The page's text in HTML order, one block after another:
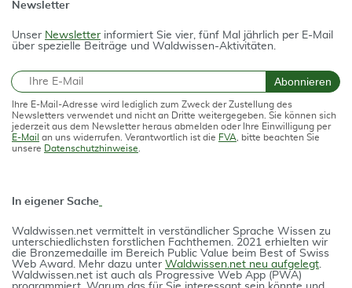
Newsletter
Unser Newsletter informiert Sie vier, fünf Mal jährlich per E-Mail
über spezielle Beiträge und Waldwissen-Aktivitäten.
E-Mail Abonnieren
Ihre E-Mail-Adresse wird lediglich zum Zweck der Zustellung des
Newsletters verwendet und nicht an Dritte weitergegeben. Sie können sich
jederzeit aus dem Newsletter heraus abmelden oder Ihre Einwilligung per
E-Mail an uns widerrufen. Verantwortlich ist die FVA , bitte beachten Sie
unsere Datenschutzhinweise
In eigener Sache
Waldwissen.net vermittelt in verständlicher Spra­che Wissen zu
unterschiedlichsten forstlichen Fach­themen. 2021 erhielten wir
die Bron­ze­medail­le im Bereich Public Value beim Best of Swiss
Web Award. Mehr dazu unter Waldwissen.net neu aufgelegt
Waldwissen.net ist auch als Progres­si­ve Web App (PWA)